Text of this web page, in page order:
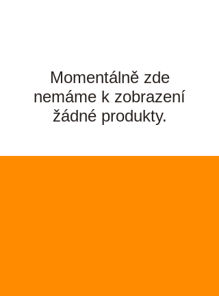
Momentálně zde
nemáme k zobrazení
žádné produkty.